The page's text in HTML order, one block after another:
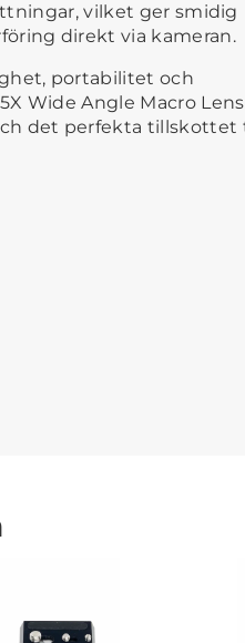
vilket ger smidig
direkt via kameran.
portabilitet och
Wide Angle Macro
det perfekta tillskottet